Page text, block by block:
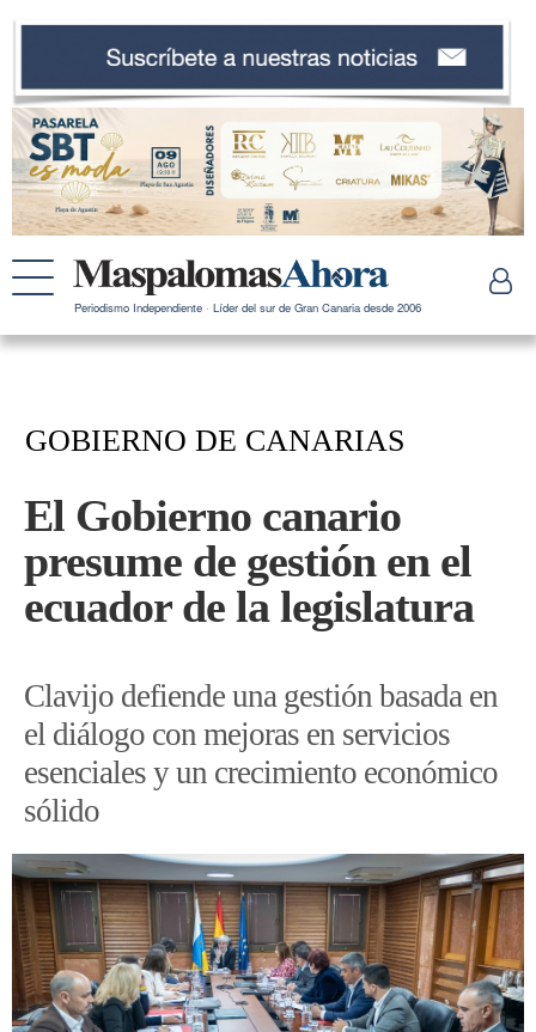
Periodismo Independiente · Líder del sur de Gran Canaria desde 2006
GOBIERNO DE CANARIAS
El Gobierno canario
presume de gestión en el
ecuador de la legislatura
Clavijo defiende una gestión basada en
el diálogo con mejoras en servicios
esenciales y un crecimiento económico
sólido